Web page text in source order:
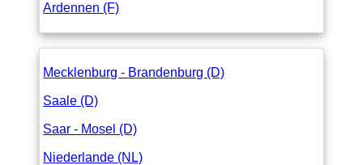
Ardennen (F)
Mecklenburg - Brandenburg (D)
Saale (D)
Saar - Mosel (D)
Niederlande (NL)